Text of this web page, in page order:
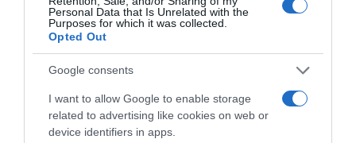
Personal Data that Is Unrelated with the
Purposes for which it was collected.
Opted Out
Google consents
I want to allow Google to enable storage
related to advertising like cookies on web or
device identifiers in apps.
οργάνωσης του “Έντικ” –
Κατηγορείται για εκβιασμούς και
ξυλοδαρμούς επιχειρηματιών
Ο άνδρας είχε διαφύγει στο εξωτερικό κι επέστρεψε στην
Ελλάδα